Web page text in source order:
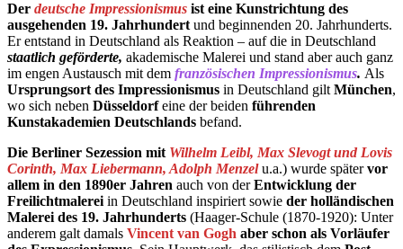
Der deutsche Impressionismus ist eine Kunstrichtung des
ausgehenden 19. Jahrhundertund beginnenden 20. Jahrhunderts.
Er entstand in Deutschland als Reaktion – auf die in Deutschland
staatlich geförderte, akademische Malerei und stand aber auch ganz
im engen Austausch mit dem französischen Impressionismus. Als
Ursprungsort des Impressionismus in Deutschland giltMünchen,
wo sich neben Düsseldorfeine der beiden führenden
Kunstakademien Deutschlands befand.
Die Berliner Sezession mit Wilhelm Leibl, Max Slevogt und Lovis
Corinth, Max Liebermann, Adolph Menzel u.a.) wurde spätervor
allem in den 1890er Jahren auch von derEntwicklung der
Freilichtmalereiin Deutschland inspiriert sowie der holländischen
Malerei des 19. Jahrhunderts (Haager-Schule (1870-1920): Unter
anderem galt damals Vincent van Gogh aber schon als Vorläufer